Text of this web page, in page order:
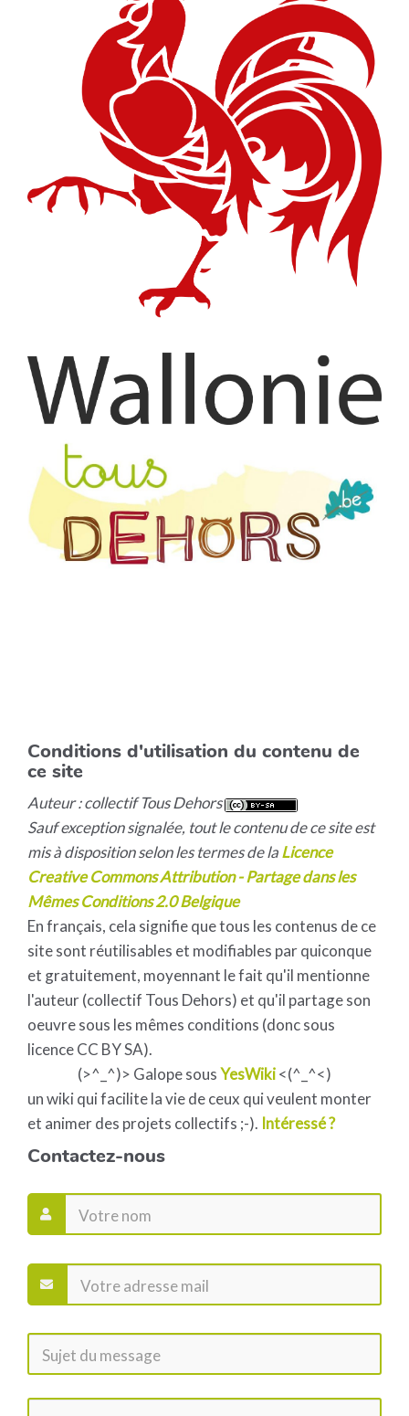
Conditions d'utilisation du contenu de
ce site
Auteur : collectif Tous Dehors
Sauf exception signalée, tout le contenu de ce site est
mis à disposition selon les termes de laLicence
Creative Commons Attribution - Partage dans les
Mêmes Conditions 2.0 Belgique
En français, cela signifie que tous les contenus de ce
site sont réutilisables et modifiables par quiconque
et gratuitement, moyennant le fait qu'il mentionne
l'auteur (collectif Tous Dehors) et qu'il partage son
oeuvre sous les mêmes conditions (donc sous
licence CC BY SA).
(>^_^)> Galope sousYesWiki<(^_^<)
un wiki qui facilite la vie de ceux qui veulent monter
et animer des projets collectifs ;-). Intéressé ?
Contactez-nous